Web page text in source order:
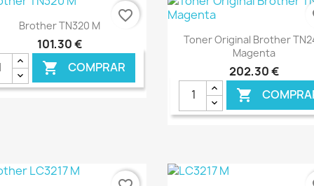
€ ONLINE €
Ver+
Brother TN320 M
101,30 €
 COMPRAR
favorite_border
Ver+
Toner Original Brother
Magenta
202,30 €
